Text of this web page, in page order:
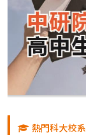
熱門科大校系